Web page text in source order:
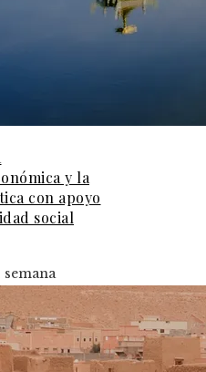
y la
con apoyo
social
semana